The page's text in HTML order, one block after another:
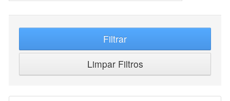
Filtrar
Limpar Filtros